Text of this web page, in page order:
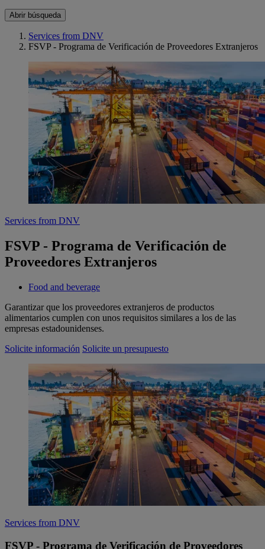
Abrir búsqueda
Services from DNV
FSVP - Programa de Verificación de Proveedores Extranjeros
Services from DNV
FSVP - Programa de Verificación de
Proveedores Extranjeros
Food and beverage
Garantizar que los proveedores extranjeros de productos
alimentarios cumplen con unos requisitos similares a los de las
empresas estadounidenses.
Solicite información Solicite un presupuesto
Services from DNV
FSVP - Programa de Verificación de Proveedores